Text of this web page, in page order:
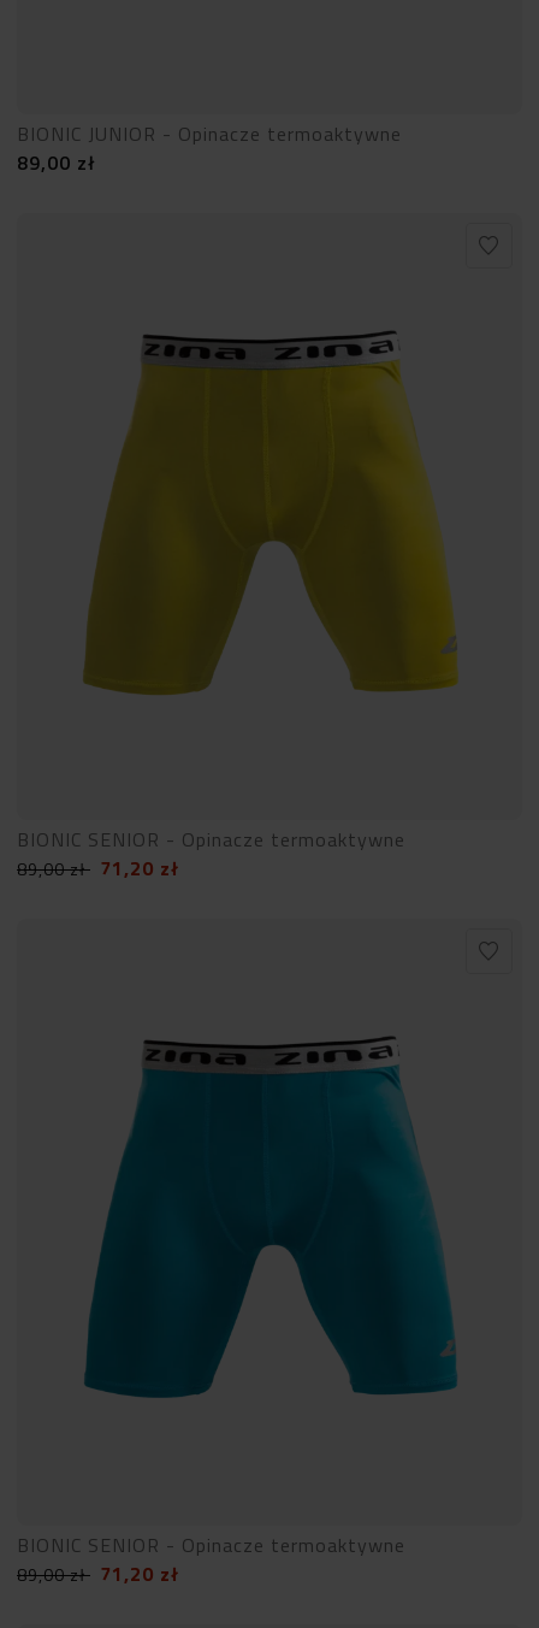
BIONIC JUNIOR - Opinacze termoaktywne
89,00 zł
BIONIC SENIOR - Opinacze termoaktywne
89,00zł 71,20 zł
BIONIC SENIOR - Opinacze termoaktywne
89,00zł 71,20 zł